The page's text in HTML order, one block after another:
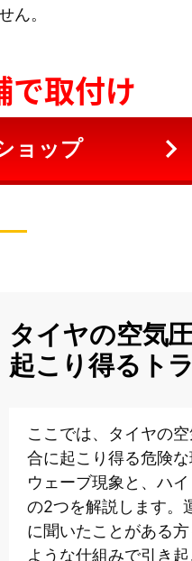
ん。
で取付け
ョップ
タイヤの空気
起こり得るト
ここでは、タイヤの
合に起こり得る危険
ウェーブ現象と、ハ
の2つを解説します。
に聞いたことがある
ような仕組みで引き